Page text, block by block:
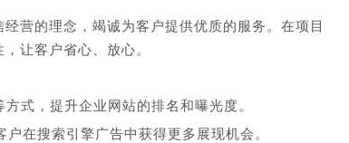
营的理念，竭诚为客户提供优质的服务。在项目
让客户省心、放心。
式，提升企业网站的排名和曝光度。
在搜索引擎广告中获得更多展现机会。